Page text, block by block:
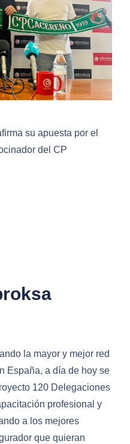
su apuesta por el
del CP
la mayor y mejor red
España, a día de hoy se
120 Delegaciones
profesional y
a los mejores
que quieran